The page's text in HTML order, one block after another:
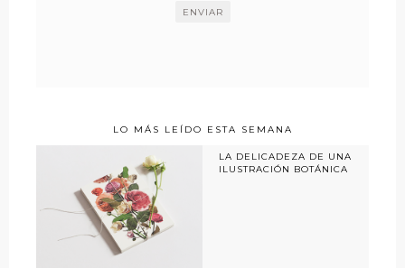
LO MÁS LEÍDO ESTA SEMANA
LA DELICADEZA DE UNA
ILUSTRACIÓN BOTÁNICA